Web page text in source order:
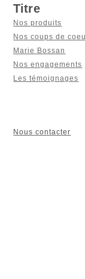
Titre
Nos produits
Nos coups de
Marie Bossan
Nos engagements
Les témoignages
Nous contacter